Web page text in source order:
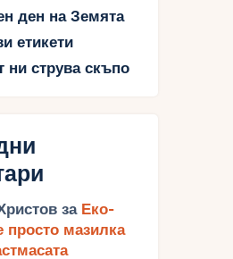
ден на Земята
етикети
ни струва скъпо
за Еко-
просто мазилка